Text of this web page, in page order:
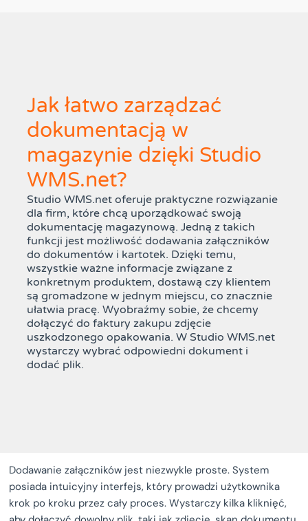
Jak łatwo zarządzać
dokumentacją w
magazynie dzięki Studio
WMS.net?
Studio WMS.net oferuje praktyczne rozwiązanie
dla firm, które chcą uporządkować swoją
dokumentację magazynową. Jedną z takich
funkcji jest możliwość dodawania załączników
do dokumentów i kartotek. Dzięki temu,
wszystkie ważne informacje związane z
konkretnym produktem, dostawą czy klientem
są gromadzone w jednym miejscu, co znacznie
ułatwia pracę. Wyobraźmy sobie, że chcemy
dołączyć do faktury zakupu zdjęcie
uszkodzonego opakowania. W Studio WMS.net
wystarczy wybrać odpowiedni dokument i
dodać plik.
Dodawanie załączników jest niezwykle proste. System
posiada intuicyjny interfejs, który prowadzi użytkownika
krok po kroku przez cały proces. Wystarczy kilka kliknięć,